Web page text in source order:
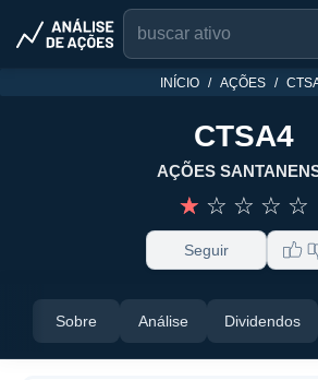
INÍCIO AÇÕES
CTSA4
AÇÕES
☆ ☆ ☆ ☆ ☆
Seguir
Sobre Análise Dividendos